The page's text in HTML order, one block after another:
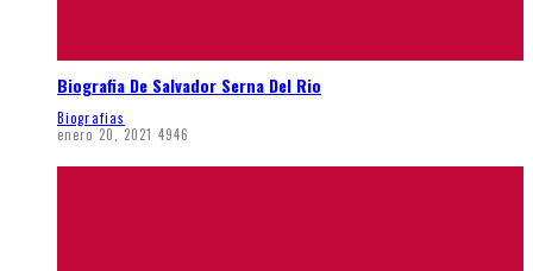
Biografia De Salvador Serna Del Rio
Biografias
enero 20, 2021 4946